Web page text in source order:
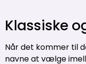
Klassiske
Når det kommer til
navne at vælge